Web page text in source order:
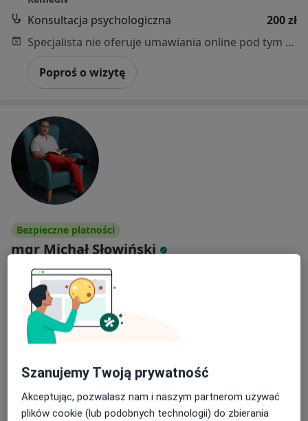
Konsultacja psychologiczna
200 zł
Specjalista nie oferuje umawiania online pod tym adresem.
Poproś o wizytę
Bezpieczne płatności
mgr Michał Słowiński
Psycholog, Psychoterapeuta certyfikowany
61 opinii
Adres Online
Szanujemy Twoją prywatność
Akceptując, pozwalasz nam i naszym partnerom używać
plików cookie (lub podobnych technologii) do zbierania